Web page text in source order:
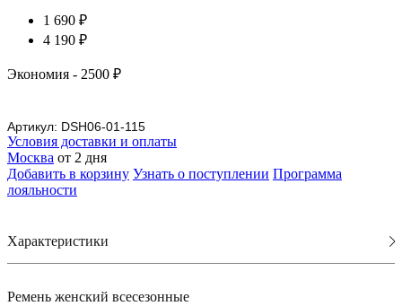
1 690 ₽
4 190 ₽
Экономия - 2500 ₽
Артикул: DSH06-01-115
Условия доставки и оплаты
Москва от 2 дня
Добавить в корзину Узнать о поступлении Программа
лояльности
Характеристики
Ремень женский всесезонные